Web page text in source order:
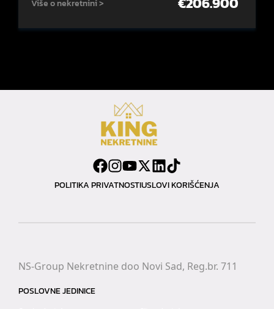
Više o nekretnini >
POLITIKA PRIVATNOSTIUSLOVI KORIŠĆENJA
NS-Group Nekretnine doo Novi Sad, Reg.br. 711
POSLOVNE JEDINICE